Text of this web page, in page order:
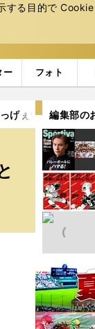
する⽬的で
ー フォト
げぇ悔しくて...」
編集部の